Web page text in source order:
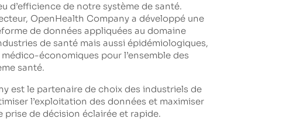
d’efficience de notre système de santé.
OpenHealth Company a développé une
de données appliquées au domaine
de santé mais aussi épidémiologiques,
économiques pour l’ensemble des
santé.
est le partenaire de choix des industriels de
l’exploitation des données et maximiser
prise de décision éclairée et rapide.